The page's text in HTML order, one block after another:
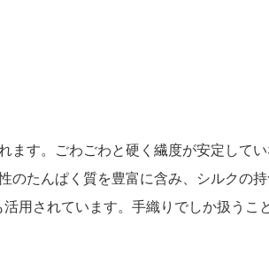
ます。ごわごわと硬く繊度が安定して
のたんぱく質を豊富に含み、シルクの
用されています。手織りでしか扱うこ